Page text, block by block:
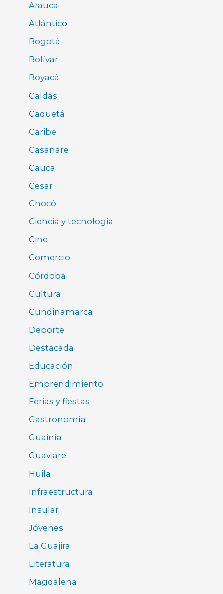
Arauca
Atlántico
Bogotá
Bolívar
Boyacá
Caldas
Caquetá
Caribe
Casanare
Cauca
Cesar
Chocó
Ciencia y tecnología
Cine
Comercio
Córdoba
Cultura
Cundinamarca
Deporte
Destacada
Educación
Emprendimiento
Ferias y fiestas
Gastronomía
Guainía
Guaviare
Huila
Infraestructura
Insular
Jóvenes
La Guajira
Literatura
Magdalena